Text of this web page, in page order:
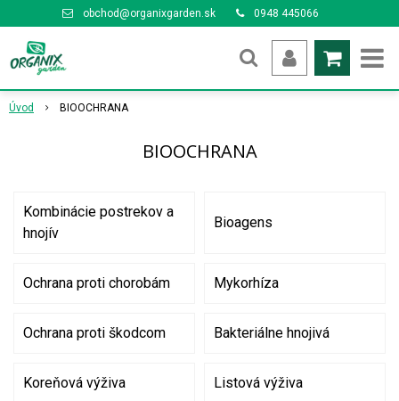
obchod@organixgarden.sk 0948 445066
Úvod BIOOCHRANA
BIOOCHRANA
Kombinácie postrekov a
hnojív
Bioagens
Ochrana proti chorobám Mykorhíza
Ochrana proti škodcom Bakteriálne hnojivá
Koreňová výživa Listová výživa